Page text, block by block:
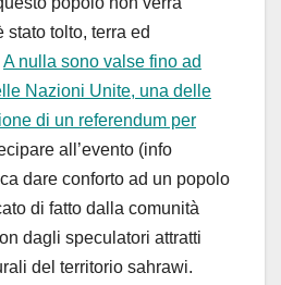
stato tolto, terra ed
A nulla sono valse fino ad
Nazioni Unite, una delle
di un referendum per
all’evento (info
dare conforto ad un popolo
di fatto dalla comunità
dagli speculatori attratti
del territorio sahrawi.